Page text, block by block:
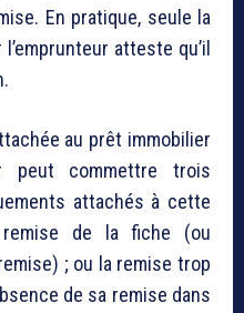
En pratique, seule la
atteste qu’il
au prêt immobilier
peut commettre trois
attachés à cette
de la fiche (ou
; ou la remise trop
de sa remise dans